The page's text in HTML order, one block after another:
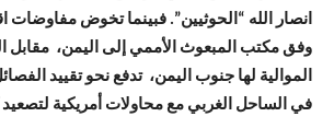
انصار الله “الحوثيين”. فبينما تخوض مفاوضات
وفق مكتب المبعوث الأممي إلى اليمن، مقابل
الموالية لها جنوب اليمن، تدفع نحو تقييد
في الساحل الغربي مع محاولات أمريكية لتصعيد